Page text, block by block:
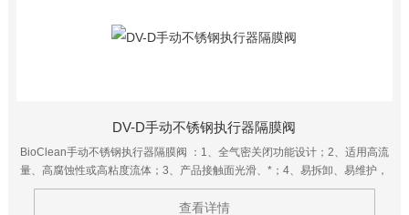
DV-D手动不锈钢执行器隔膜阀
BioClean手动不锈钢执行器隔膜阀 ：1、全气密关闭功能设计；2、适用高流
量、高腐蚀性或高粘度流体；3、产品接触面光滑、*；4、易拆卸、易维护，
易清洁，CIP；5、*的膜片式结构气动头，有效延长膜片使用寿命。
查看详情